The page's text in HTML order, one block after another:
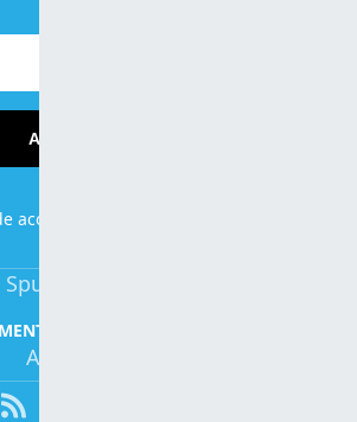
ABONEAZĂ-TE!
acord să primești mesajele noastre,
Spune-ți părerea:
Abonează-te: